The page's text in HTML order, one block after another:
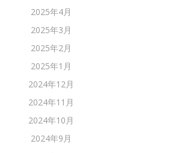
2025年4月
2025年3月
2025年2月
2025年1月
2024年12月
2024年11月
2024年10月
2024年9月